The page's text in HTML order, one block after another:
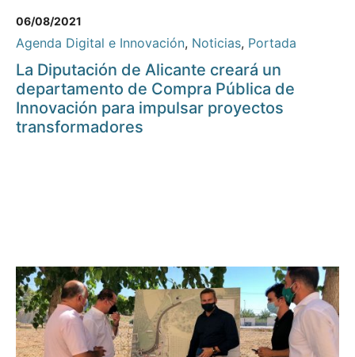
06/08/2021
Agenda Digital e Innovación, Noticias, Portada
La Diputación de Alicante creará un
departamento de Compra Pública de
Innovación para impulsar proyectos
transformadores